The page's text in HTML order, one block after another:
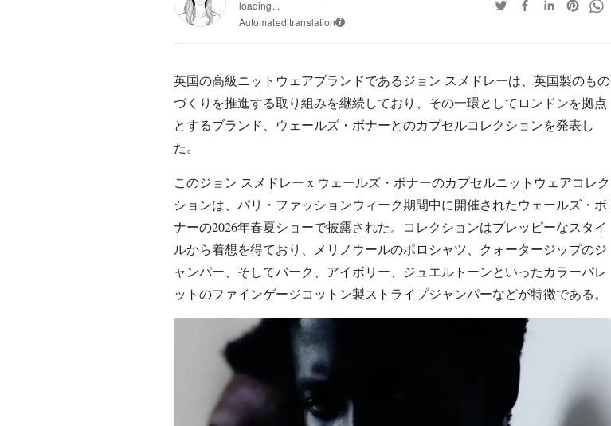
loading...
Automated translation i
英国の高級ニットウェアブランドであるジョン スメドレーは、英国製のもの
づくりを推進する取り組みを継続しており、その一環としてロンドンを拠点
とするブランド、ウェールズ・ボナーとのカプセルコレクションを発表し
た。
このジョン スメドレー x ウェールズ・ボナーのカプセルニットウェアコレク
ションは、パリ・ファッションウィーク期間中に開催されたウェールズ・ボ
ナーの2026年春夏ショーで披露された。コレクションはプレッピーなスタイ
ルから着想を得ており、メリノウールのポロシャツ、クォータージップのジ
ャンパー、そしてバーク、アイボリー、ジュエルトーンといったカラーパレ
ットのファインゲージコットン製ストライプジャンパーなどが特徴である。